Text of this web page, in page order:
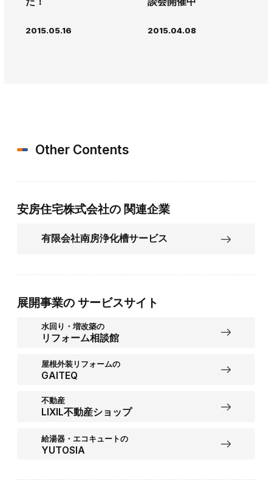
2015.05.16 2015.04.08
Other Contents
安房住宅株式会社の 関連企業
有限会社南房浄化槽サービス
展開事業の サービスサイト
水回り・増改築の
リフォーム相談館
屋根外装リフォームの
GAITEQ
不動産
LIXIL不動産ショップ
給湯器・エコキュートの
YUTOSIA